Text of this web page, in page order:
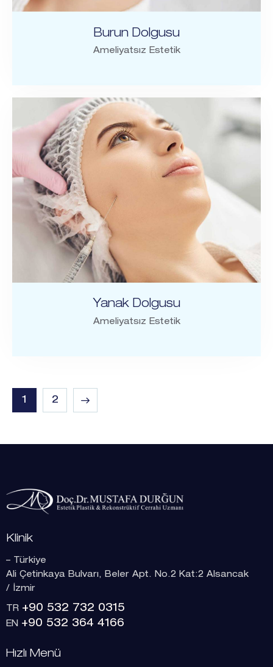
Burun Dolgusu
Ameliyatsız Estetik
Yanak Dolgusu
Ameliyatsız Estetik
1 2
>
Klinik
– Türkiye
Ali Çetinkaya Bulvarı, Beler Apt. No.2 Kat:2 Alsancak
/ İzmir
TR +90 532 732 0315
EN +90 532 364 4166
Hızlı Menü